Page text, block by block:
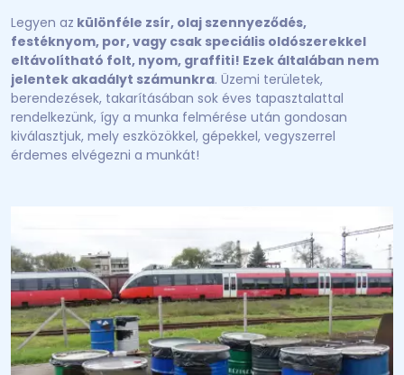
Legyen az különféle zsír, olaj szennyeződés,
festéknyom, por, vagy csak speciális oldószerekkel
eltávolítható folt, nyom, graffiti! Ezek általában nem
jelentek akadályt számunkra. Üzemi területek,
berendezések, takarításában sok éves tapasztalattal
rendelkezünk, így a munka felmérése után gondosan
kiválasztjuk, mely eszközökkel, gépekkel, vegyszerrel
érdemes elvégezni a munkát!